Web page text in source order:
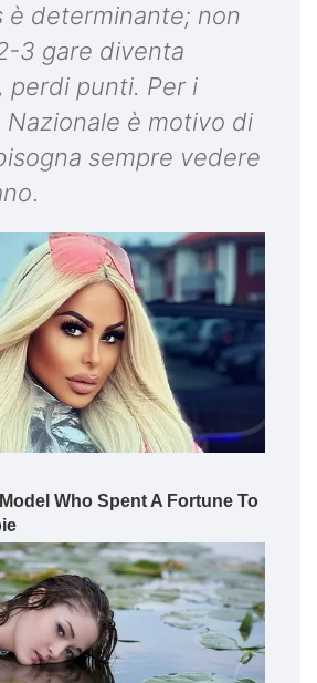
è determinante; non
3 gare diventa
perdi punti. Per i
Nazionale è motivo di
sempre vedere
.